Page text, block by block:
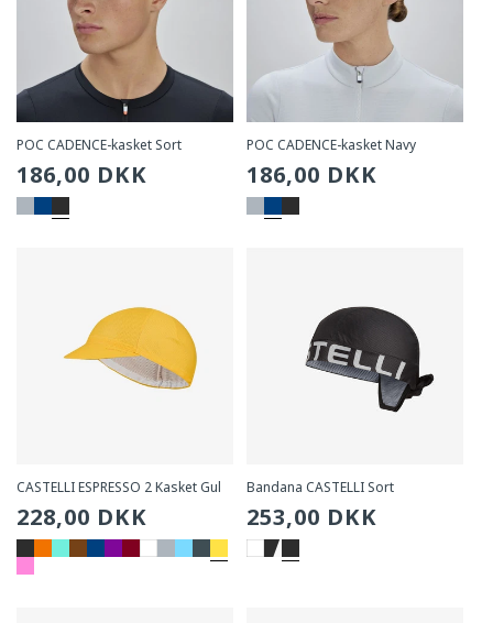
POC CADENCE-kasket Sort
Sædvanlig
pris
186,00 DKK
POC CADENCE-kasket Navy
Sædvanlig
pris
186,00 DKK
CASTELLI ESPRESSO 2 Kasket Gul
Sædvanlig
pris
228,00 DKK
Bandana CASTELLI Sort
Sædvanlig
pris
253,00 DKK